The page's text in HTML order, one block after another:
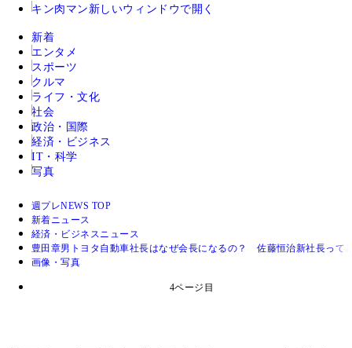
キン肉マン 新しいウィンドウで開く
新着
エンタメ
スポーツ
クルマ
ライフ・文化
社会
政治・国際
経済・ビジネス
IT・科学
写真
週プレNEWS TOP
新着ニュース
経済・ビジネスニュース
豊田章男トヨタ自動車社長はなぜ会長になるの？ 佐藤恒治新社長って
画像・写真
4ページ目